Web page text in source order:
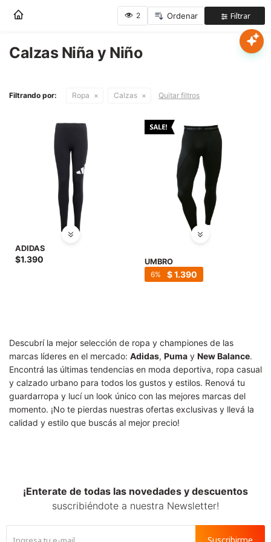
Nota:
este
web
incluye
de
Calzas Niña y Niño
Filtrando por: Ropa Calzas Quitar filtros
ADIDAS
$1.390 UMBRO
$1.390
6
Descubrí la mejor selección de ropa y championes de las
marcas líderes en el mercado: Adidas, Puma y New Balance.
Encontrá las últimas tendencias en moda deportiva, ropa casual
y calzado urbano para todos los gustos y estilos. Renová tu
guardarropa y lucí un look único con las mejores marcas del
momento. ¡No te pierdas nuestras ofertas exclusivas y llevá la
calidad y estilo que buscás al mejor precio!
¡Enterate de todas las novedades y descuentos
suscribiéndote a nuestra Newsletter!
Mujer
Hombre
Accesorios
Novedades